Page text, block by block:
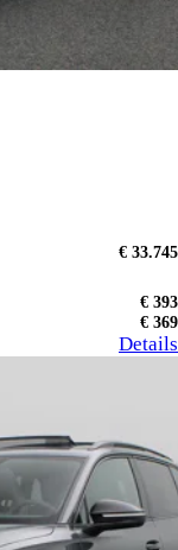
€ 33.745
€ 393
€ 369
Details